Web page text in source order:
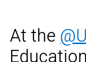
At the